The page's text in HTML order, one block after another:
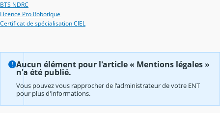
BTS NDRC
Licence Pro Robotique
Certificat de spécialisation CIEL
Aucun élément pour l'article « Mentions légales »
n'a été publié.
Vous pouvez vous rapprocher de l'administrateur de votre ENT
pour plus d'informations.